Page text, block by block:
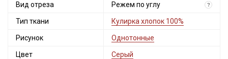
Вид отреза Режем по углу ?
Тип ткани Кулирка хлопок 100%
Рисунок Однотонные
Цвет Серый